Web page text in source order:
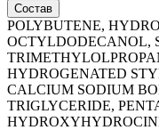
Состав
POLYBUTENE,
OCTYLDODECANOL,
HYDROGENATED
CALCIUM SODIUM
TRIGLYCERIDE,